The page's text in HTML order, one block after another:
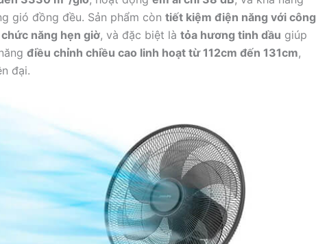
gió đồng đều. Sản phẩm còn tiết kiệm điện năng với công
chức năng hẹn giờ, và đặc biệt là tỏa hương tinh dầu giúp
điều chỉnh chiều cao linh hoạt từ 112cm đến 131cm,
đại.